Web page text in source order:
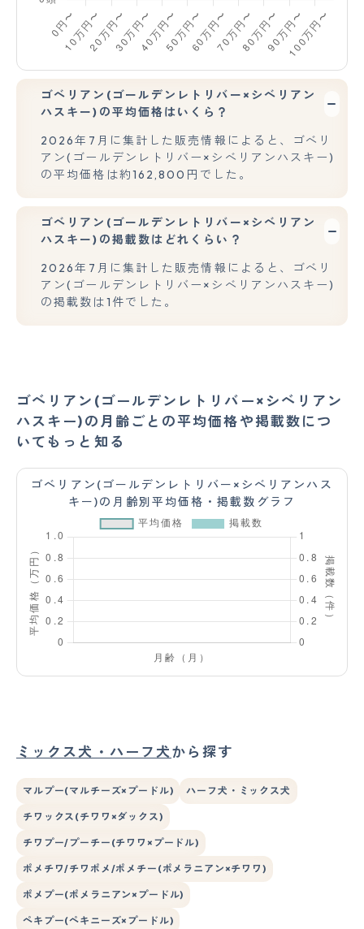
ゴベリアン(ゴールデンレトリバー×シベリアン
ハスキー)の平均価格はいくら？
2026年7月に集計した販売情報によると、ゴベリ
アン(ゴールデンレトリバー×シベリアンハスキー)
の平均価格は約162,800円でした。
ゴベリアン(ゴールデンレトリバー×シベリアン
ハスキー)の掲載数はどれくらい？
2026年7月に集計した販売情報によると、ゴベリ
アン(ゴールデンレトリバー×シベリアンハスキー)
の掲載数は1件でした。
ゴベリアン(ゴールデンレトリバー×シベリアン
ハスキー)の月齢ごとの平均価格や掲載数につ
いてもっと知る
ゴベリアン(ゴールデンレトリバー×シベリアンハス
キー)の月齢別平均価格・掲載数グラフ
ミックス犬・ハーフ犬から探す
マルプー(マルチーズ×プードル) ハーフ犬・ミックス犬
チワックス(チワワ×ダックス)
チワプー/プーチー(チワワ×プードル)
ポメチワ/チワポメ/ポメチー(ポメラニアン×チワワ)
ポメプー(ポメラニアン×プードル)
ペキプー(ペキニーズ×プードル)